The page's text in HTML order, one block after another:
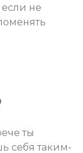
не
ты
себя таким-